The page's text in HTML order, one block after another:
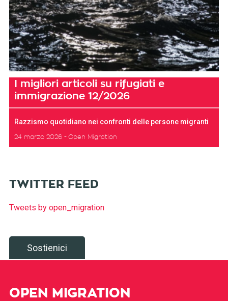
I migliori articoli su rifugiati e
immigrazione 12/2026
Razzismo quotidiano nei confronti delle persone migranti
24 marzo 2026 Open Migration
TWITTER FEED
Tweets by open_migration
Sostienici
OPEN MIGRATION